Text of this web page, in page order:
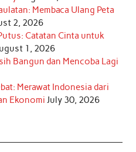
Membaca Ulang Peta
2, 2026
Catatan Cinta untuk
1, 2026
Bangun dan Mencoba Lagi
Merawat Indonesia dari
Ekonomi July 30, 2026